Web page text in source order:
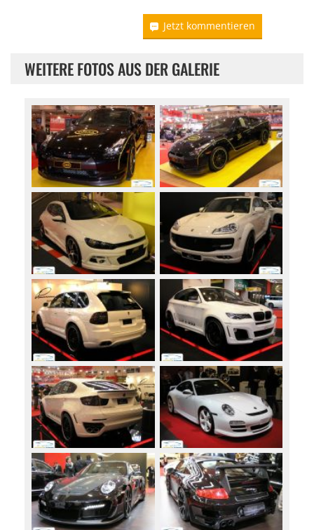
Jetzt kommentieren
WEITERE FOTOS AUS DER GALERIE